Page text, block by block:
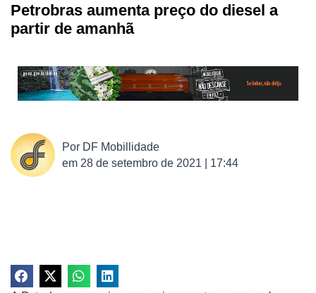
Petrobras aumenta preço do diesel a
partir de amanhã
Por DF Mobillidade
em 28 de setembro de 2021 | 17:44